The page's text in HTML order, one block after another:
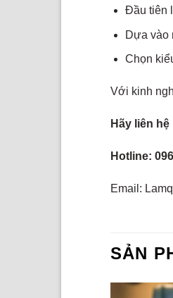
Đầu tiên
Dựa vào
Chọn
Với kinh
Hãy liên
Hotline:
Email:
SẢN